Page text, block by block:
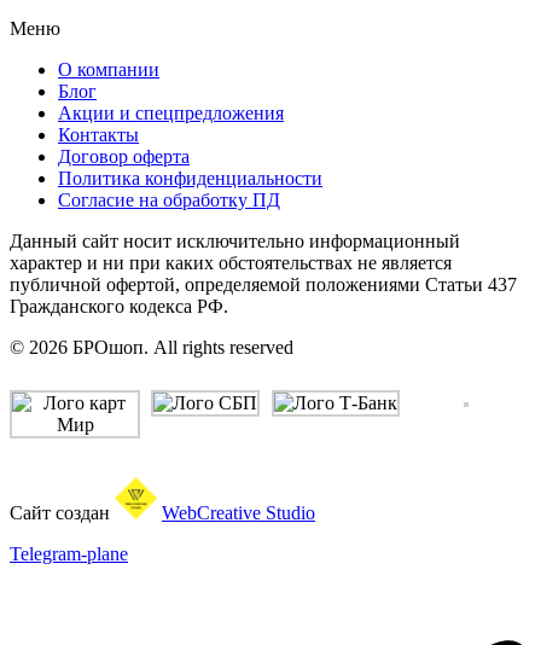
Меню
О компании
Блог
Акции и спецпредложения
Контакты
Договор оферта
Политика конфиденциальности
Согласие на обработку ПД
Данный сайт носит исключительно информационный
характер и ни при каких обстоятельствах не является
публичной офертой, определяемой положениями Статьи 437
Гражданского кодекса РФ.
© 2026 БРОшоп. All rights reserved
Сайт создан
WebCreative Studio
Telegram-plane